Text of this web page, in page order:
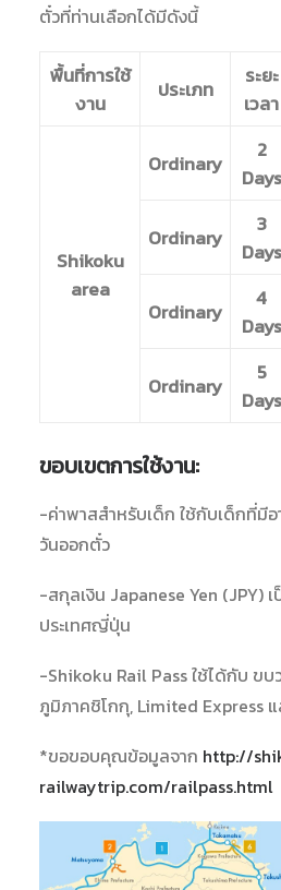
WIFIตั๋วที่ท่านเลือกได้มีดังนี้
พื้นที่การใช้
งาน
ประเภท
ระยะ
เวลา
Shikoku
area
Ordinary
2
Days
Ordinary
3
Days
Ordinary
4
Days
Ordinary
5
Days
ขอบเขตการใช้งาน:
-ค่าพาสสำหรับเด็ก ใช้กับเด็กที่มีอ
วันออกตั๋ว
-สกุลเงิน Japanese Yen (JPY)
ประเทศญี่ปุ่น
-Shikoku Rail Pass ใช้ได้กับ ขบ
ภูมิภาคชิโกกุ, Limited Express
*ขอขอบคุณข้อมูลจาก http://
railwaytrip.com/railpass.html